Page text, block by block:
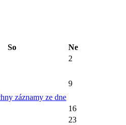
So
Ne
2
záznamy ze dne
9
16
23